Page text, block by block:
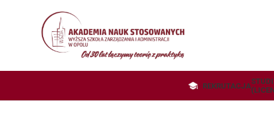
REKRUTACJA